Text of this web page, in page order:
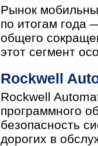
Рынок
по итогам года
общего
этот сегмент
Rockwell
Rockwell
программного
безопасность
дорогих в